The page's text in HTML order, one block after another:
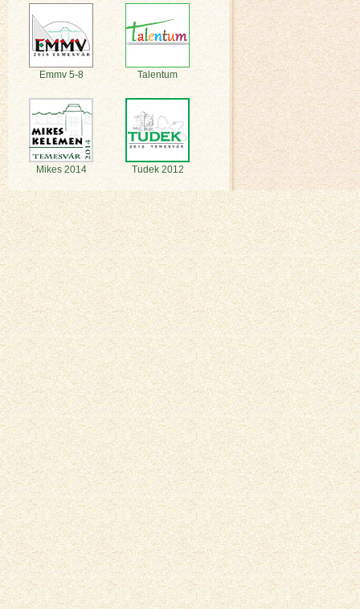
Emmv 5-8 Talentum
Mikes 2014 Tudek 2012